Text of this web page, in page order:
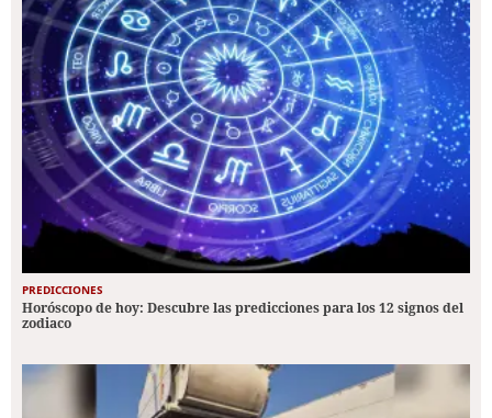
PREDICCIONES
Horóscopo de hoy: Descubre las predicciones para los 12 signos del
zodiaco